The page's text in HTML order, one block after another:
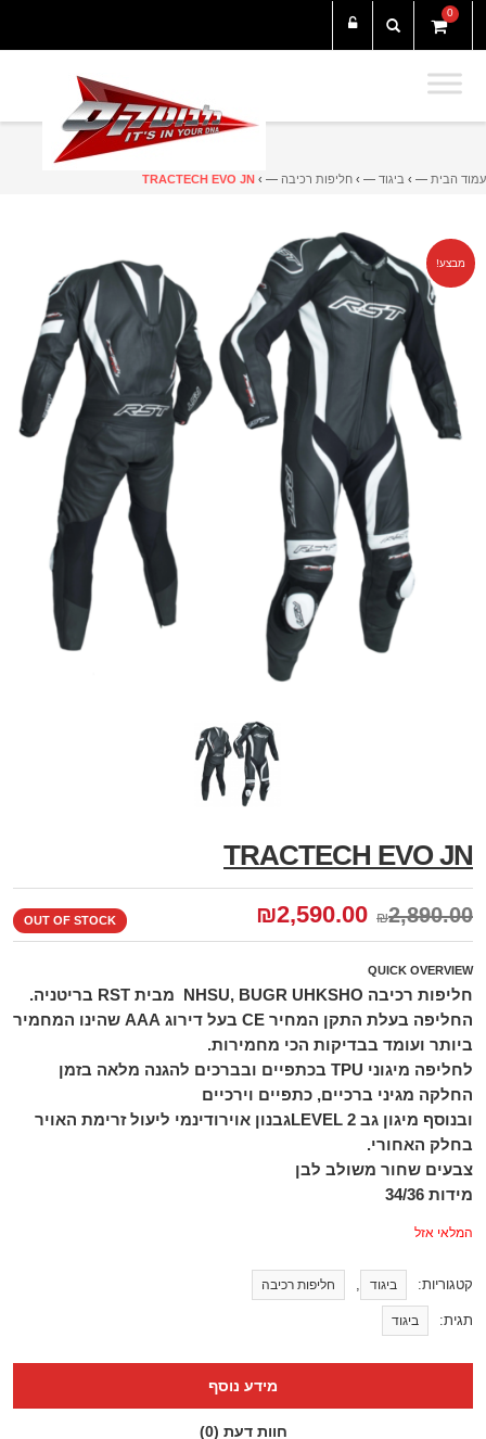
0
עמוד הבית — › ביגוד — › חליפות רכיבה — ›
TRACTECH EVO JN
מבצע!
TRACTECH EVO JN
₪2,890.00
₪2,590.00
OUT OF STOCK
QUICK OVERVIEW
חליפות רכיבה NHSU, BUGR UHKSHO מבית RST בריטניה.
החליפה בעלת התקן המחיר CE בעל דירוג AAA שהינו המחמיר
ביותר ועומד בבדיקות הכי מחמירות.
לחליפה מיגוני TPU בכתפיים ובברכים להגנה מלאה בזמן
החלקה מגיני ברכיים, כתפיים וירכיים
ובנוסף מיגון גב LEVEL 2
גבנון אוירודינמי ליעול זרימת האויר
בחלק האחורי.
צבעים שחור משולב לבן
מידות 34/36
המלאי אזל
קטגוריות: ביגוד חליפות רכיבה
תגית: ביגוד
מידע נוסף
חוות דעת (0)